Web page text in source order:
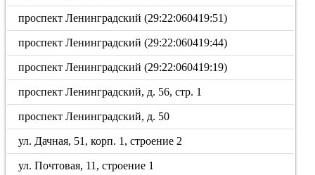
проспект Ленинградский (29:22:060419:51)
проспект Ленинградский (29:22:060419:44)
проспект Ленинградский (29:22:060419:19)
проспект Ленинградский, д. 56, стр. 1
проспект Ленинградский, д. 50
ул. Дачная, 51, корп. 1, строение 2
ул. Почтовая, 11, строение 1